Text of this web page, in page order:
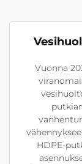
Vuonna
HDPE-